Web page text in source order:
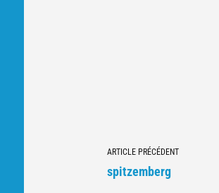
Navigation
vers
ARTICLE PRÉCÉDENT
spitzemberg